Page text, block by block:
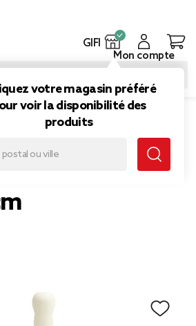
GIFI
votre magasin préféré
voir la disponibilité des
produits
Mon compte
pour jardin
et manche